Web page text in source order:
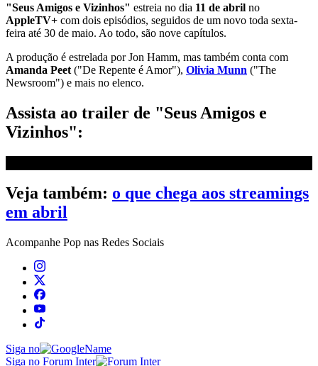
"Seus Amigos e Vizinhos" estreia no dia 11 de abril no
AppleTV+ com dois episódios, seguidos de um novo toda sexta-
feira até 30 de maio. Ao todo, são nove capítulos.
A produção é estrelada por Jon Hamm, mas também conta com
Amanda Peet ("De Repente é Amor"), Olivia Munn ("The
Newsroom") e mais no elenco.
Assista ao trailer de "Seus Amigos e
Vizinhos":
Veja também: o que chega aos streamings
em abril
Acompanhe Pop nas Redes Sociais
Siga no
Siga no Forum Inter